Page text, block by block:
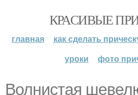
КРАСИВЫЕ
главная как сделать
уроки
фото
Волнистая